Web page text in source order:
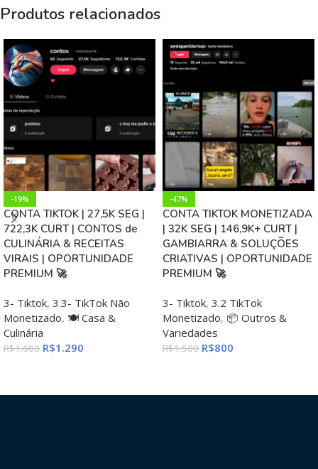
Produtos relacionados
-19%
CONTA TIKTOK | 27,5K SEG |
722,3K CURT | CONTOS de
CULINÁRIA & RECEITAS
VIRAIS | OPORTUNIDADE
PREMIUM 🚀
3- Tiktok, 3.3- TikTok Não
Monetizado, 🍽️ Casa &
Culinária
R$1.600 R$1.290
-47%
CONTA TIKTOK MONETIZADA
| 32K SEG | 146,9K+ CURT |
GAMBIARRA & SOLUÇÕES
CRIATIVAS | OPORTUNIDADE
PREMIUM 🚀
3- Tiktok, 3.2 TikTok
Monetizado, 📦 Outros &
Variedades
R$1.500 R$800